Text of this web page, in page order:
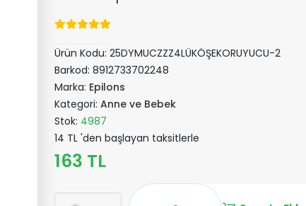
Ürün Kodu:25DYMUCZZZ4LÜKÖŞEKORUYUCU-2
Barkod:8912733702248
Marka: Epilons
Kategori:Anne ve Bebek
Stok: 4987
14 TL 'den başlayan taksitlerle
163 TL